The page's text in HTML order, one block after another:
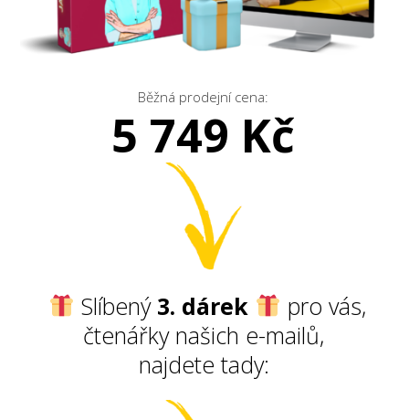
Běžná prodejní cena:
5 749 Kč
Slíbený 3. dárek
pro vás,
čtenářky našich e-mailů,
najdete tady: